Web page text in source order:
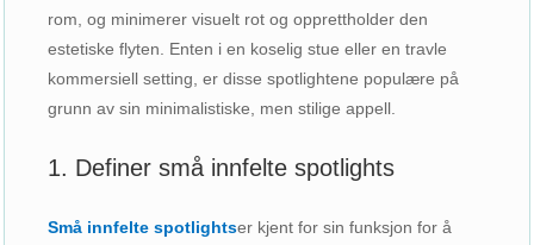
rom, og minimerer visuelt rot og opprettholder den
estetiske flyten. Enten i en koselig stue eller en travle
kommersiell setting, er disse spotlightene populære på
grunn av sin minimalistiske, men stilige appell.
1. Definer små innfelte spotlights
Små innfelte spotlightser kjent for sin funksjon for å